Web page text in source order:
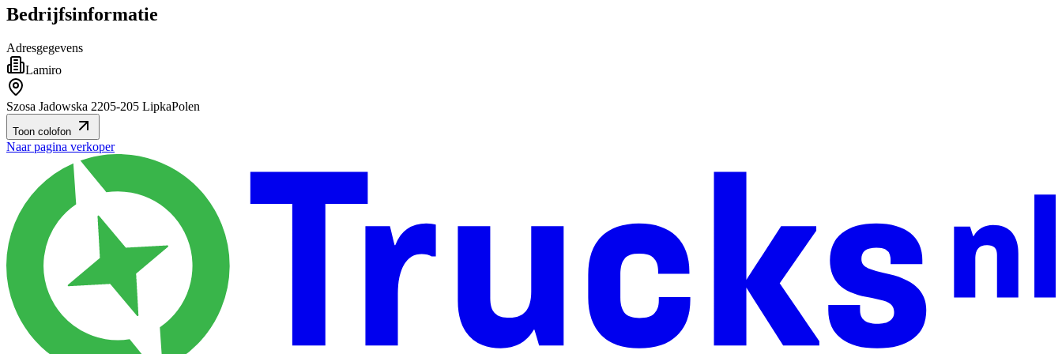
Bedrijfsinformatie
Adresgegevens
Lamiro
Szosa Jadowska 2205-205 LipkaPolen
Toon colofon
Naar pagina verkoper